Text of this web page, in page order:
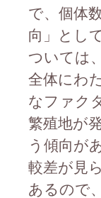
で、個体
向」とし
ついては
全体にわ
なファク
繁殖地が
う傾向が
較差が見
あるので